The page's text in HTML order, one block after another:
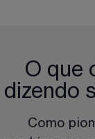
O que
dizendo
Como